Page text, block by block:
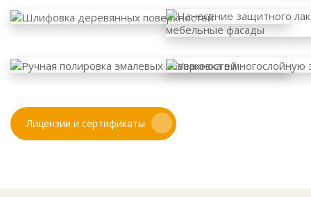
Лицензии и сертификаты